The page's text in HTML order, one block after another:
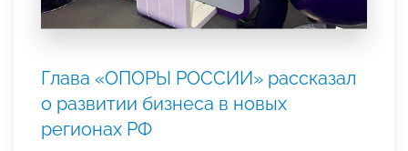
Глава «ОПОРЫ РОССИИ» рассказал
о развитии бизнеса в новых
регионах РФ